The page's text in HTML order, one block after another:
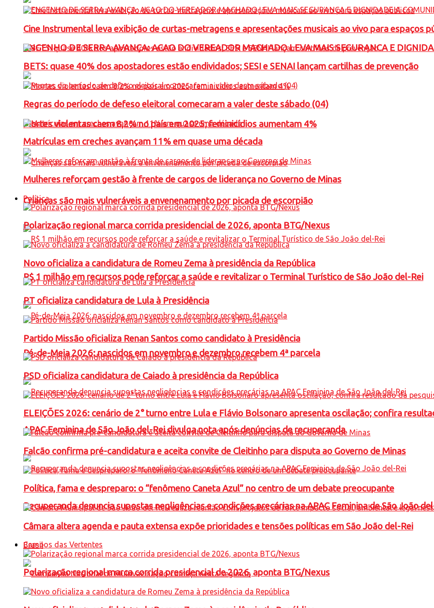
ENGENHO DE SERRA AVANÇA: ACAO DO VEREADOR MACHADO LEVA MAIS SEGURANCA E
Mortes violentas caem 8,2% no país em 2025; feminicídios aumentam 4%
Crianças são mais vulneráveis a envenenamento por picada de escorpião
R$ 1 milhão em recursos pode reforçar a saúde e revitalizar o Terminal Turístico de São João del-Rei
Pé-de-Meia 2026: nascidos em novembro e dezembro recebem 4ª parcela
APAC Feminina de São João del-Rei divulga nota após denúncias de recuperanda
Recuperanda denuncia supostas negligências e condições precárias na APAC Feminina de São João
Campos das Vertentes
Cine Instrumental leva exibição de curtas-metragens e apresentações musicais ao vivo para espaços
BETS: quase 40% dos apostadores estão endividados; SESI e SENAI lançam cartilhas de prevenção
Regras do período de defeso eleitoral comecaram a valer deste sábado (04)
Matrículas em creches avançam 11% em quase uma década
Mulheres reforçam gestão à frente de cargos de liderança no Governo de Minas
Política
Polarização regional marca corrida presidencial de 2026, aponta BTG/Nexus
Novo oficializa a candidatura de Romeu Zema à presidência da República
PT oficializa candidatura de Lula à Presidência
Partido Missão oficializa Renan Santos como candidato à Presidência
PSD oficializa candidatura de Caiado à presidência da República
ELEIÇÕES 2026: cenário de 2° turno entre Lula e Flávio Bolsonaro apresenta oscilação; confira
Falcão confirma pré-candidatura e aceita convite de Cleitinho para disputa ao Governo de Minas
Política, fama e despreparo: o “fenômeno Caneta Azul” no centro de um debate preocupante
Câmara altera agenda e pauta extensa expõe prioridades e tensões políticas em São João del-Rei
Brasil
Polarização regional marca corrida presidencial de 2026, aponta BTG/Nexus